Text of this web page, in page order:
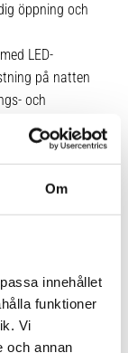
Om
innehållet
funktioner
Vi
och annan
öppning och
LED-
på natten
och
och
PowerClick.
när den är
snabb och
att takboxen är
på taket
skyddar